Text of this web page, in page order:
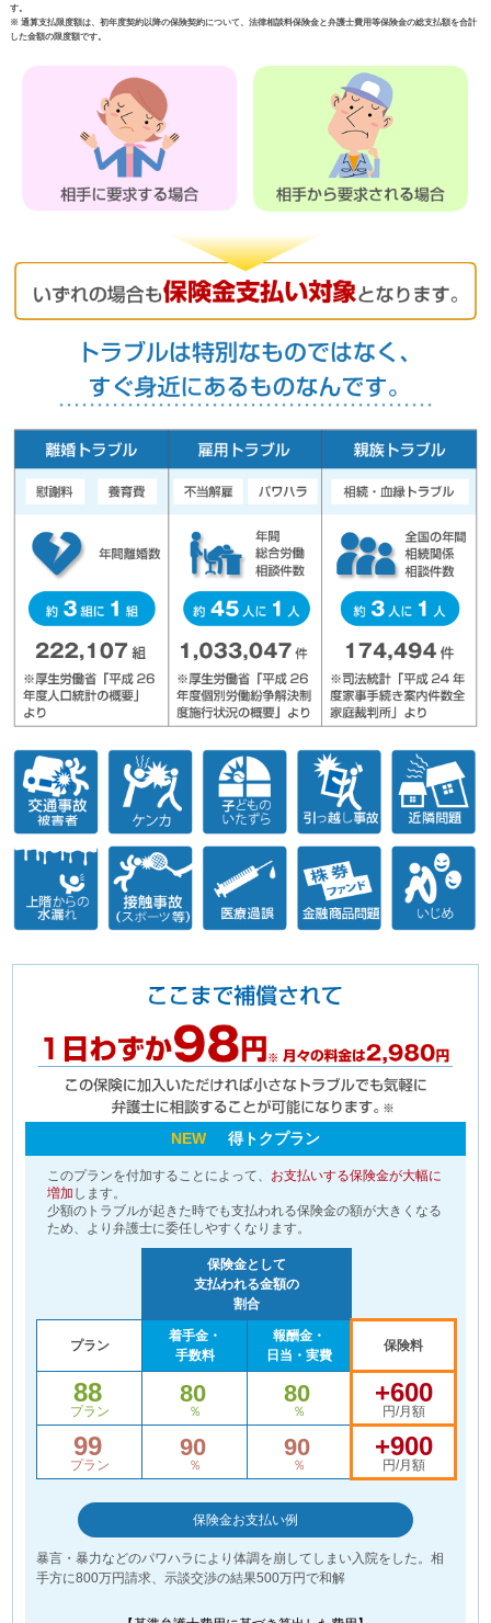
す。
※ 通算支払限度額は、初年度契約以降の保険契約について、法律相談料保険金と弁護士費用等保険金の総支払額を合計
した金額の限度額です。
NEW 得トクプラン
このプランを付加することによって、 お支払いする保険金が大幅に
増加 します。
少額のトラブルが起きた時でも支払われる保険金の額が大きくなる
ため、より弁護士に委任しやすくなります。
保険金として
支払われる金額の
割合
プラン
着手金・
手数料
報酬金・
日当・実費
保険料
88
プラン
80
％
80
％
+600
円/月額
99
プラン
90
％
90
％
+900
円/月額
保険金お支払い例
暴言・暴力などのパワハラにより体調を崩してしまい入院をした。相
手方に800万円請求、示談交渉の結果500万円で和解